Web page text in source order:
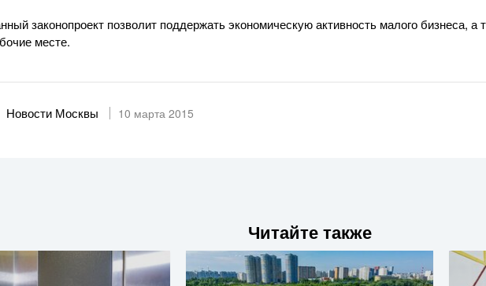
законопроект позволит поддержать экономическую активность малого бизнеса, а
месте.
Новости Москвы 10 марта 2015
Читайте также